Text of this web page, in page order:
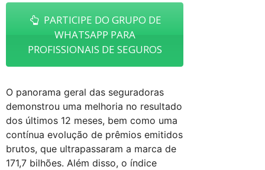
PARTICIPE DO GRUPO DE
WHATSAPP PARA
PROFISSIONAIS DE SEGUROS
O panorama geral das seguradoras
demonstrou uma melhoria no resultado
dos últimos 12 meses, bem como uma
contínua evolução de prêmios emitidos
brutos, que ultrapassaram a marca de
171,7 bilhões. Além disso, o índice